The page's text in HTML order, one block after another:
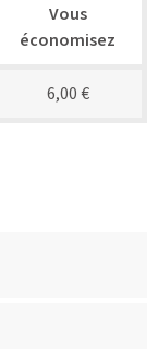
Vous
économisez
6,00 €